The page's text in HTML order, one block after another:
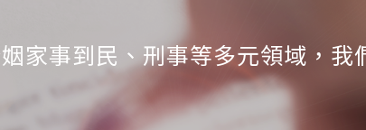
家事到民、刑事等多元領域，我